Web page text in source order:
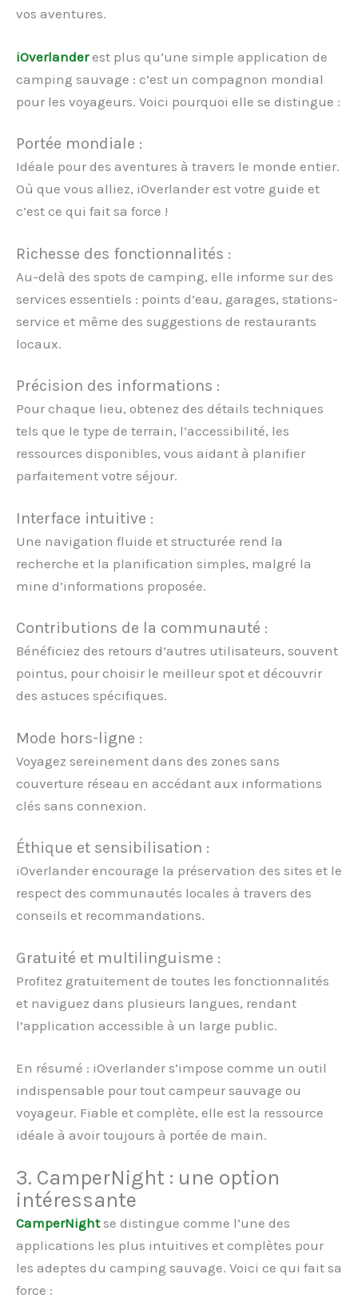
vos aventures.
iOverlanderest plus qu’une simple application de
camping sauvage : c’est un compagnon mondial
pour les voyageurs. Voici pourquoi elle se distingue :
Portée mondiale :
Idéale pour des aventures à travers le monde entier.
Où que vous alliez, iOverlander est votre guide et
c’est ce qui fait sa force !
Richesse des fonctionnalités :
Au-delà des spots de camping, elle informe sur des
services essentiels : points d’eau, garages, stations-
service et même des suggestions de restaurants
locaux.
Précision des informations :
Pour chaque lieu, obtenez des détails techniques
tels que le type de terrain, l’accessibilité, les
ressources disponibles, vous aidant à planifier
parfaitement votre séjour.
Interface intuitive :
Une navigation fluide et structurée rend la
recherche et la planification simples, malgré la
mine d’informations proposée.
Contributions de la communauté :
Bénéficiez des retours d’autres utilisateurs, souvent
pointus, pour choisir le meilleur spot et découvrir
des astuces spécifiques.
Mode hors-ligne :
Voyagez sereinement dans des zones sans
couverture réseau en accédant aux informations
clés sans connexion.
Éthique et sensibilisation :
iOverlander encourage la préservation des sites et le
respect des communautés locales à travers des
conseils et recommandations.
Gratuité et multilinguisme :
Profitez gratuitement de toutes les fonctionnalités
et naviguez dans plusieurs langues, rendant
l’application accessible à un large public.
En résumé : iOverlander s’impose comme un outil
indispensable pour tout campeur sauvage ou
voyageur. Fiable et complète, elle est la ressource
idéale à avoir toujours à portée de main.
3. CamperNight : une option
intéressante
CamperNightse distingue comme l’une des
applications les plus intuitives et complètes pour
les adeptes du camping sauvage. Voici ce qui fait sa
force :